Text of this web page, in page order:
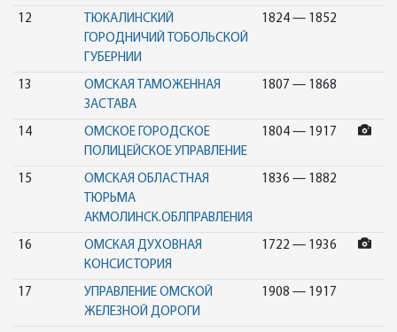
12
ТЮКАЛИНСКИЙ
ГОРОДНИЧИЙ ТОБОЛЬСКОЙ
ГУБЕРНИИ
1824 — 1852
13
ОМСКАЯ ТАМОЖЕННАЯ
ЗАСТАВА
1807 — 1868
14
ОМСКОЕ ГОРОДСКОЕ
ПОЛИЦЕЙСКОЕ УПРАВЛЕНИЕ
1804 — 1917
15
ОМСКАЯ ОБЛАСТНАЯ
ТЮРЬМА
АКМОЛИНСК.ОБЛПРАВЛЕНИЯ
1836 — 1882
16
ОМСКАЯ ДУХОВНАЯ
КОНСИСТОРИЯ
1722 — 1936
17
УПРАВЛЕНИЕ ОМСКОЙ
ЖЕЛЕЗНОЙ ДОРОГИ
1908 — 1917